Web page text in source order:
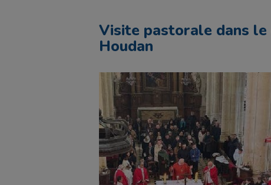
Visite pastorale dans
Houdan